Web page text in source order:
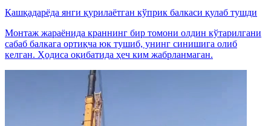
Қашқадарёда янги қурилаётган кўприк балкаси қулаб тушди
Монтаж жараёнида краннинг бир томони олдин кўтарилгани
сабаб балкага ортиқча юк тушиб, унинг синишига олиб
келган. Ҳодиса оқибатида ҳеч ким жабрланмаган.